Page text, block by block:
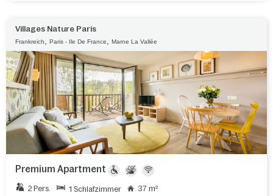
Villages Nature Paris
Frankreich Paris - Ile De France Marne La Vallée
Premium Apartment
2 Pers. 1 Schlafzimmer 37 m²